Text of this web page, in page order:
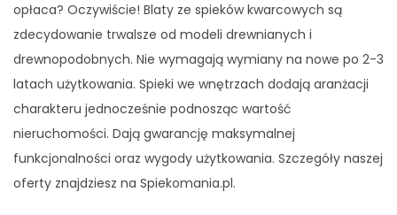
opłaca? Oczywiście! Blaty ze spieków kwarcowych są
zdecydowanie trwalsze od modeli drewnianych i
drewnopodobnych. Nie wymagają wymiany na nowe po 2-3
latach użytkowania. Spieki we wnętrzach dodają aranżacji
charakteru jednocześnie podnosząc wartość
nieruchomości. Dają gwarancję maksymalnej
funkcjonalności oraz wygody użytkowania. Szczegóły naszej
oferty znajdziesz na Spiekomania.pl.